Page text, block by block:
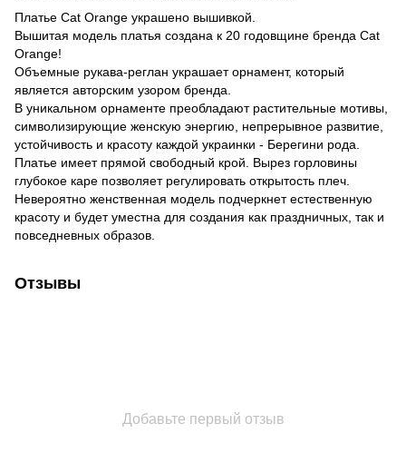
Платье Cat Orange украшено вышивкой.
Вышитая модель платья создана к 20 годовщине бренда Cat
Orange!
Объемные рукава-реглан украшает орнамент, который
является авторским узором бренда.
В уникальном орнаменте преобладают растительные мотивы,
символизирующие женскую энергию, непрерывное развитие,
устойчивость и красоту каждой украинки - Берегини рода.
Платье имеет прямой свободный крой. Вырез горловины
глубокое каре позволяет регулировать открытость плеч.
Невероятно женственная модель подчеркнет естественную
красоту и будет уместна для создания как праздничных, так и
повседневных образов.
Отзывы
Добавьте первый отзыв